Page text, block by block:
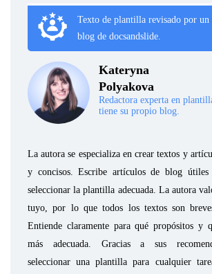
Texto de plantilla revisado por un
blog de docsandslide.
Kateryna
Polyakova
Redactora experta en
tiene su propio blog.
La autora se especializa en crear textos y
y concisos. Escribe artículos de blog
seleccionar la plantilla adecuada. La autora
tuyo, por lo que todos los textos son
Entiende claramente para qué propósitos y
más adecuada. Gracias a sus
seleccionar una plantilla para cualquier